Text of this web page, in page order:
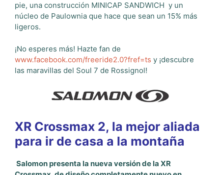
pie, una construcción MINICAP SANDWICH y un
núcleo de Paulownia que hace que sean un 15% más
ligeros.
¡No esperes más! Hazte fan de
www.facebook.com/freeride2.0?fref=ts y ¡descubre
las maravillas del Soul 7 de Rossignol!
XR Crossmax 2, la mejor aliada
para ir de casa a la montaña
Salomon presenta la nueva versión de la XR